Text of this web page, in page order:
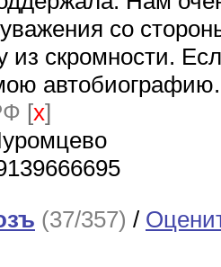
со
из скромности.
[x]
(37/357) /